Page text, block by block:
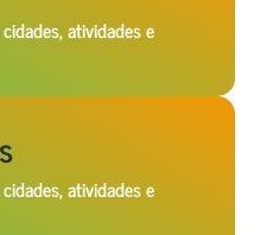
atividades e
atividades e